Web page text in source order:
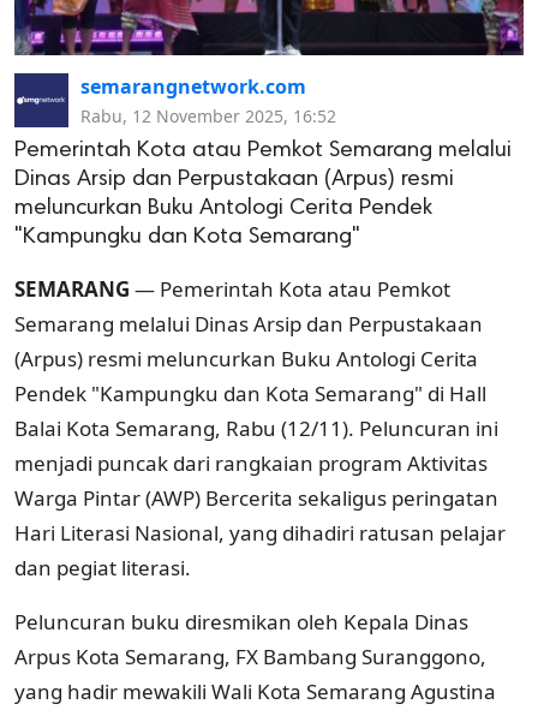
semarangnetwork.com
Rabu, 12 November 2025, 16:52
Pemerintah Kota atau Pemkot Semarang melalui
Dinas Arsip dan Perpustakaan (Arpus) resmi
meluncurkan Buku Antologi Cerita Pendek
"Kampungku dan Kota Semarang"
SEMARANG — Pemerintah Kota atau Pemkot
Semarang melalui Dinas Arsip dan Perpustakaan
(Arpus) resmi meluncurkan Buku Antologi Cerita
Pendek "Kampungku dan Kota Semarang" di Hall
Balai Kota Semarang, Rabu (12/11). Peluncuran ini
menjadi puncak dari rangkaian program Aktivitas
Warga Pintar (AWP) Bercerita sekaligus peringatan
Hari Literasi Nasional, yang dihadiri ratusan pelajar
dan pegiat literasi.
Peluncuran buku diresmikan oleh Kepala Dinas
Arpus Kota Semarang, FX Bambang Suranggono,
yang hadir mewakili Wali Kota Semarang Agustina